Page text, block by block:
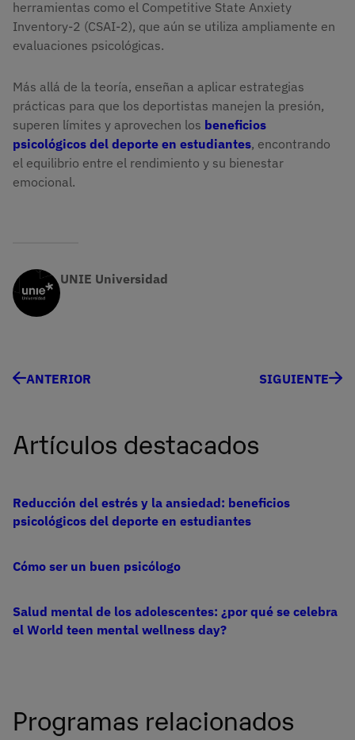
herramientas como el Competitive State Anxiety
Inventory-2 (CSAI-2), que aún se utiliza ampliamente en
evaluaciones psicológicas.
Más allá de la teoría, enseñan a aplicar estrategias
prácticas para que los deportistas manejen la presión,
superen límites y aprovechen los beneficios
psicológicos del deporte en estudiantes, encontrando
el equilibrio entre el rendimiento y su bienestar
emocional.
UNIE Universidad
ANTERIOR SIGUIENTE
Artículos destacados
Reducción del estrés y la ansiedad: beneficios
psicológicos del deporte en estudiantes
Cómo ser un buen psicólogo
Salud mental de los adolescentes: ¿por qué se celebra
el World teen mental wellness day?
Programas relacionados